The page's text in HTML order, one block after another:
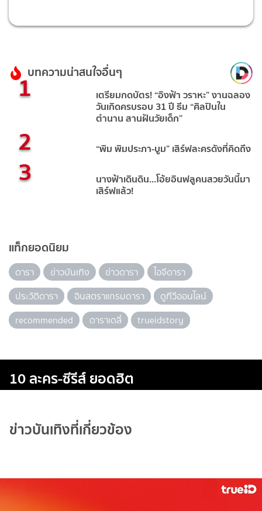
บทความน่าสนใจอื่นๆ
1 เตรียมกดบัตร! “อิงฟ้า วราหะ” งานฉลอง
วันเกิดครบรอบ 31 ปี ธีม “ศิลปินใน
ตำนาน สานฝันวัยเด็ก”
2 “พิม พิมประภา-บูม” เสิร์ฟละครดังที่คิดถึง
3 นางฟ้าเดินดิน...โอ้ยอินฟลูคนสวยวันนี้มา
เสิร์ฟแล้ว!
แท็กยอดนิยม
ดารา ข่าวบันเทิง ข่าวดารา
ไอจีดารา
ประวัติดารา
อินสตราแกรมดารา
ดูทีวีออนไลน์
recommended
ดาราเดลี่ trueidstory
10 ละคร-ซีรีส์ ยอดฮิต
ข่าวบันเทิงที่เกี่ยวข้อง